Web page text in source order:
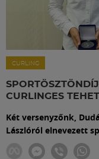
CURLING
CURLINGES
Két versenyzőnk,
Lászlóról elnevezett
Labdarúgás
Meccscenter